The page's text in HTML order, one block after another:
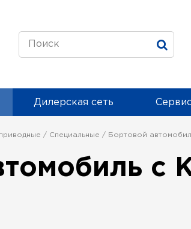
Дилерская сеть
Специальные Бортовой